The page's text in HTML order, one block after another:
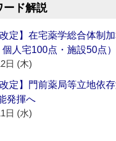
ード解説
改定】在宅薬学総合体制
個人宅100点・施設50点
日 (木)
改定】門前薬局等立地依
発揮へ
日 (水)